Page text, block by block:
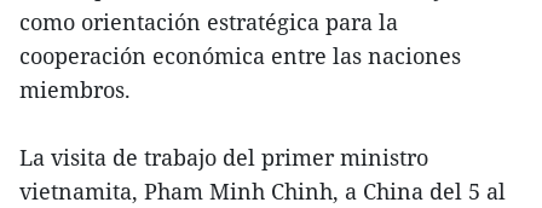
como orientación estratégica para la
cooperación económica entre las naciones
miembros.
La visita de trabajo del primer ministro
vietnamita, Pham Minh Chinh, a China del 5 al